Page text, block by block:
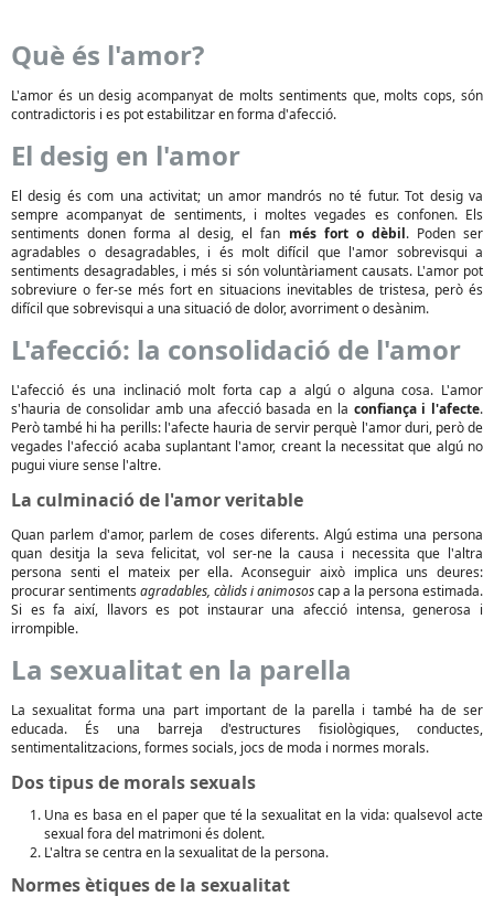
Què és l'amor?
L'amor és un desig acompanyat de molts sentiments que, molts cops, són
contradictoris i es pot estabilitzar en forma d'afecció.
El desig en l'amor
El desig és com una activitat; un amor mandrós no té futur. Tot desig va
sempre acompanyat de sentiments, i moltes vegades es confonen. Els
sentiments donen forma al desig, el fan més fort o dèbil. Poden ser
agradables o desagradables, i és molt difícil que l'amor sobrevisqui a
sentiments desagradables, i més si són voluntàriament causats. L'amor pot
sobreviure o fer-se més fort en situacions inevitables de tristesa, però és
difícil que sobrevisqui a una situació de dolor, avorriment o desànim.
L'afecció: la consolidació de l'amor
L'afecció és una inclinació molt forta cap a algú o alguna cosa. L'amor
s'hauria de consolidar amb una afecció basada en la confiança i l'afecte.
Però també hi ha perills: l'afecte hauria de servir perquè l'amor duri, però de
vegades l'afecció acaba suplantant l'amor, creant la necessitat que algú no
pugui viure sense l'altre.
La culminació de l'amor veritable
Quan parlem d'amor, parlem de coses diferents. Algú estima una persona
quan desitja la seva felicitat, vol ser-ne la causa i necessita que l'altra
persona senti el mateix per ella. Aconseguir això implica uns deures:
procurar sentiments agradables, càlids i animososcap a la persona estimada.
Si es fa així, llavors es pot instaurar una afecció intensa, generosa i
irrompible.
La sexualitat en la parella
La sexualitat forma una part important de la parella i també ha de ser
educada. És una barreja d'estructures fisiològiques, conductes,
sentimentalitzacions, formes socials, jocs de moda i normes morals.
Dos tipus de morals sexuals
Una es basa en el paper que té la sexualitat en la vida: qualsevol acte
sexual fora del matrimoni és dolent.
L'altra se centra en la sexualitat de la persona.
Normes ètiques de la sexualitat